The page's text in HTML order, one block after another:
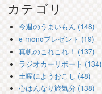
カテゴリ
今週のうまいもん (148)
e-monoプレゼント (19)
真帆のこれこれ！ (137)
ラジオカーリポート (134)
土曜にようおこし (48)
心はんなり旅気分 (138)